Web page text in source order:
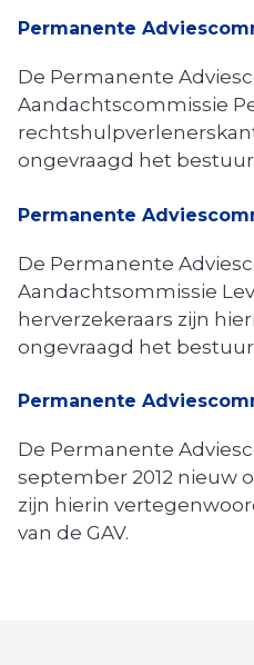
Permanente
De Permanente
Aandachtscommissie
ongevraagd het bestuur
Permanente
De Permanente
Aandachtsommissie
herverzekeraars zijn
ongevraagd het bestuur
Permanente
De Permanente
september 2012 nieuw
zijn hierin
van de GAV.